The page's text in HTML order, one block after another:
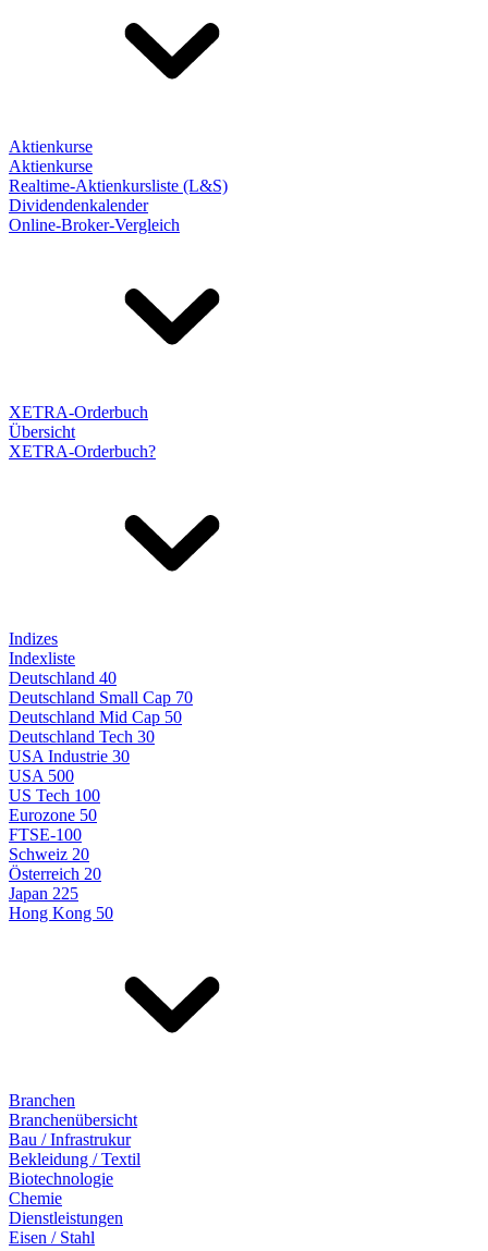
Aktienkurse
Aktienkurse
Realtime-Aktienkursliste (L&S)
Dividendenkalender
Online-Broker-Vergleich
XETRA-Orderbuch
Übersicht
XETRA-Orderbuch?
Indizes
Indexliste
Deutschland 40
Deutschland Small Cap 70
Deutschland Mid Cap 50
Deutschland Tech 30
USA Industrie 30
USA 500
US Tech 100
Eurozone 50
FTSE-100
Schweiz 20
Österreich 20
Japan 225
Hong Kong 50
Branchen
Branchenübersicht
Bau / Infrastrukur
Bekleidung / Textil
Biotechnologie
Chemie
Dienstleistungen
Eisen / Stahl